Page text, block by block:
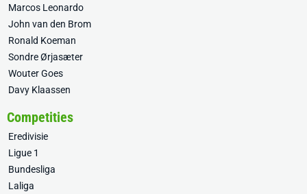
Marcos Leonardo
John van den Brom
Ronald Koeman
Sondre Ørjasæter
Wouter Goes
Davy Klaassen
Competities
Eredivisie
Ligue 1
Bundesliga
Laliga